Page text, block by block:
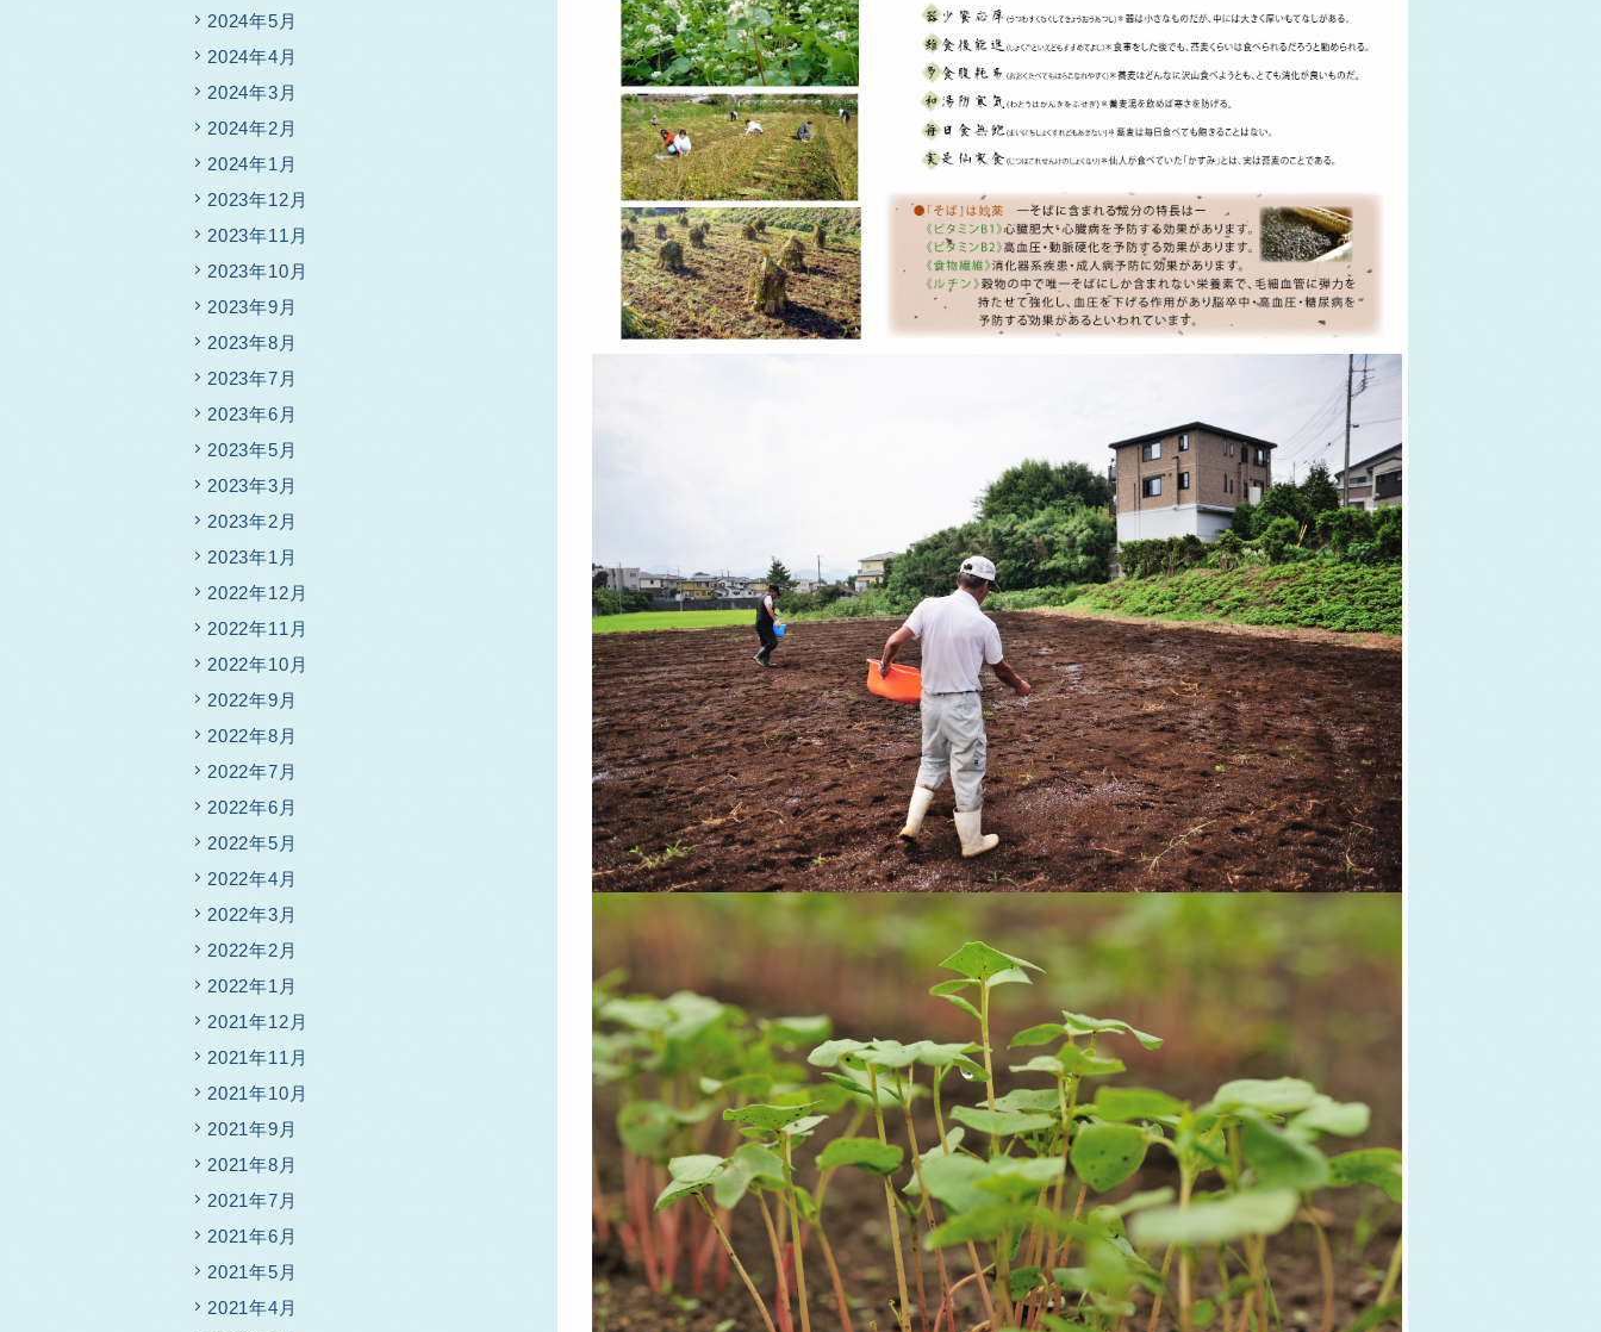
2024年5月
2024年4月
2024年3月
2024年2月
2024年1月
2023年12月
2023年11月
2023年10月
2023年9月
2023年8月
2023年7月
2023年6月
2023年5月
2023年3月
2023年2月
2023年1月
2022年12月
2022年11月
2022年10月
2022年9月
2022年8月
2022年7月
2022年6月
2022年5月
2022年4月
2022年3月
2022年2月
2022年1月
2021年12月
2021年11月
2021年10月
2021年9月
2021年8月
2021年7月
2021年6月
2021年5月
2021年4月